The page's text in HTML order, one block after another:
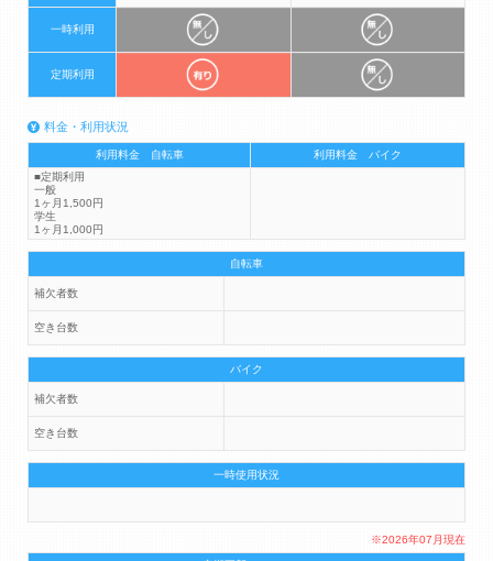
一時利用
定期利用
料金・利用状況
利用料金 自転車
利用料金 バイク
■定期利用
一般
1ヶ月1,500円
学生
1ヶ月1,000円
自転車
補欠者数
空き台数
バイク
補欠者数
空き台数
一時使用状況
※2026年07月現在